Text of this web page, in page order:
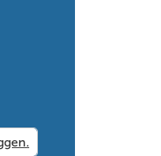
physische Form
Königlichen Hoheit Markgraf
und eröffnete
von